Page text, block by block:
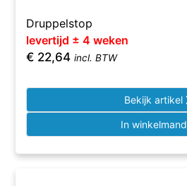
Druppelstop
levertijd ± 4 weken
€ 22,64 incl. BTW
Bekijk artikel
In winkelmand